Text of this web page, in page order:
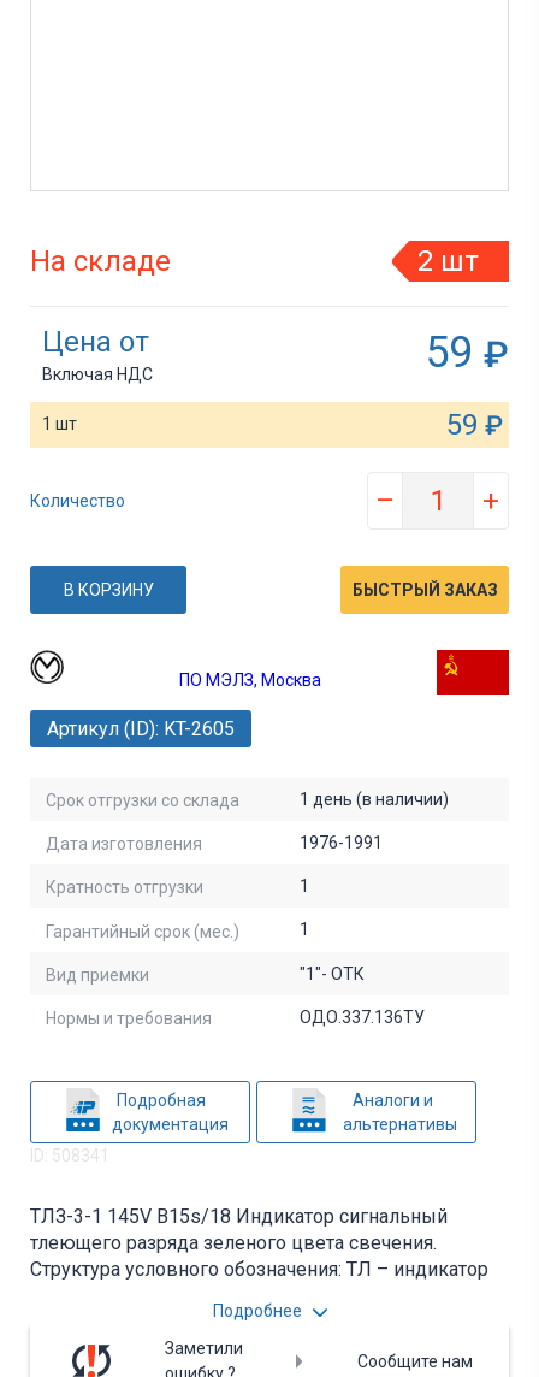
ПО МЭЛЗ, Москва
Артикул (ID): KT-2605
Срок отгрузки со склада 1 день (в наличии)
Дата изготовления 1976-1991
Кратность отгрузки 1
Гарантийный срок (мес.) 1
Вид приемки "1"- ОТК
Нормы и требования ОДО.337.136ТУ
Подробная
документация
Аналоги и
альтернативы
ID: 508341
На складе 2 шт
Цена от
Включая НДС 59 ₽
1 шт 59 ₽
Количество – +
В КОРЗИНУ БЫСТРЫЙ ЗАКАЗ
ТЛЗ-3-1 145V B15s/18 Индикатор сигнальный
тлеющего разряда зеленого цвета свечения.
Структура условного обозначения: ТЛ – индикатор
свечения, 3 – номинальный ток потребления (3 мА);
1 - напряжение и род тока (переменное напряжение
Подробнее
Заметили
Сообщите нам